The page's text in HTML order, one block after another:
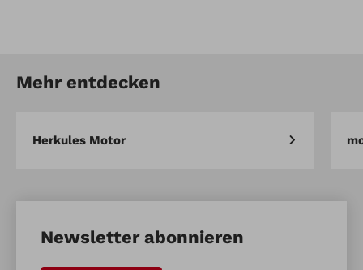
Bordwand f. Mulde
Mehr entdecken
Herkules Motor
Newsletter abonnieren